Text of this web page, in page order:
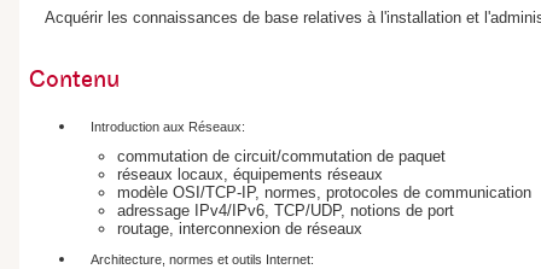
Acquérir les connaissances de base relatives à l'installation et
Contenu
Introduction aux Réseaux:
commutation de circuit/commutation de paquet
réseaux locaux, équipements réseaux
modèle OSI/TCP-IP, normes, protocoles de communication
adressage IPv4/IPv6, TCP/UDP, notions de port
routage, interconnexion de réseaux
Architecture, normes et outils Internet: